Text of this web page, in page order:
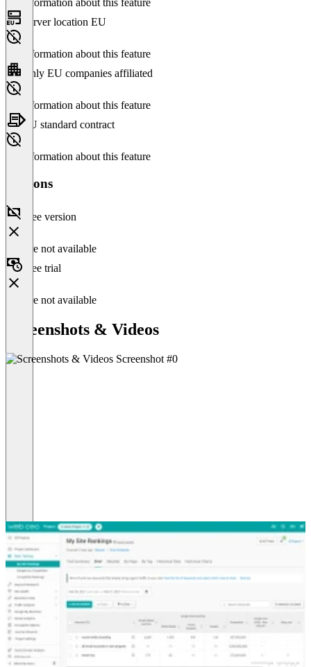
Server location EU
No information about this feature
Only EU companies affiliated
No information about this feature
EU standard contract
No information about this feature
Versions
Free version
Feature not available
Free trial
Feature not available
Screenshots & Videos